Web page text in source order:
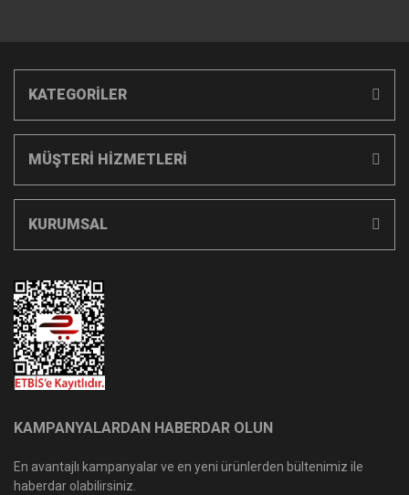
KATEGORİLER
MÜŞTERİ HİZMETLERİ
KURUMSAL
KAMPANYALARDAN HABERDAR OLUN
En avantajlı kampanyalar ve en yeni ürünlerden bültenimiz ile
haberdar olabilirsiniz.